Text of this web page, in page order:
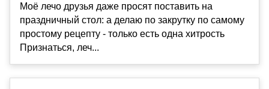
Моё лечо друзья даже просят поставить на
праздничный стол: а делаю по закрутку по самому
простому рецепту - только есть одна хитрость
Признаться, леч...